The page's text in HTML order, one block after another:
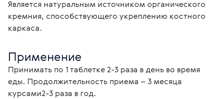
Является натуральным источником органического
кремния, способствующего укреплению костного
каркаса.
Применение
Принимать по 1 таблетке 2-3 раза в день во время
еды. Продолжительность приема – 3 месяца
курсами2-3 раза в год.